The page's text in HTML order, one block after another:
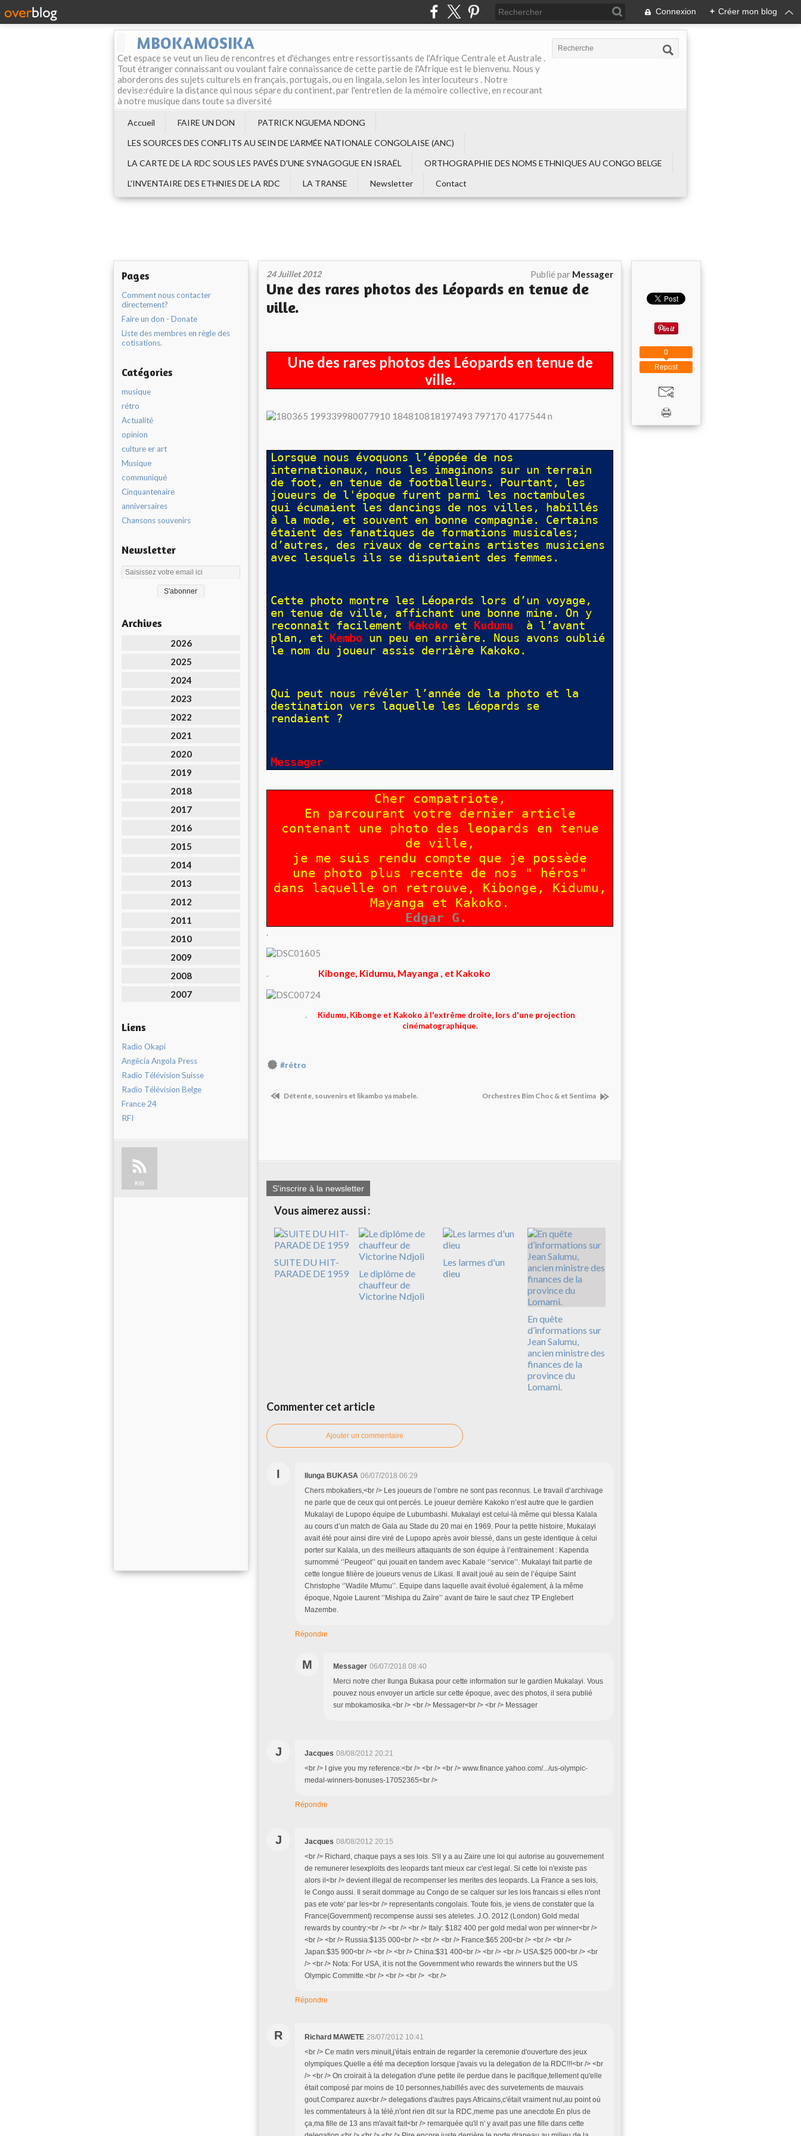
Connexion + Créer mon blog
MBOKAMOSIKA
Cet espace se veut un lieu de rencontres et d'échanges entre ressortissants de l'Afrique Centrale et Australe .
Tout étranger connaissant ou voulant faire connaissance de cette partie de l'Afrique est le bienvenu. Nous y
aborderons des sujets culturels en français, portugais, ou en lingala, selon les interlocuteurs . Notre
devise:réduire la distance qui nous sépare du continent, par l'entretien de la mémoire collective, en recourant
à notre musique dans toute sa diversité
Accueil FAIRE UN DON
PATRICK NGUEMA NDONG
LES SOURCES DES CONFLITS AU SEIN DE L‘ARMÉE NATIONALE CONGOLAISE (ANC)
LA CARTE DE LA RDC SOUS LES PAVÉS D'UNE SYNAGOGUE EN ISRAËL
ORTHOGRAPHIE DES NOMS ETHNIQUES AU CONGO BELGE
L'INVENTAIRE DES ETHNIES DE LA RDC
LA TRANSE Newsletter Contact
Pages
Comment nous contacter
directement?
Faire un don - Donate
Liste des membres en règle des
cotisations.
Catégories
musique
rétro
Actualité
opinion
culture er art
Musique
communiqué
Cinquantenaire
anniversaires
Chansons souvenirs
Newsletter
Archives
2026
2025
2024
2023
2022
2021
2020
2019
2018
2017
2016
2015
2014
2013
2012
2011
2010
2009
2008
2007
Liens
Radio Okapi
Angêcia Angola Press
Radio Télévision Suisse
Radio Télévision Belge
France 24
RFI
RSS
24 Juillet 2012 Publié par Messager
Une des rares photos des Léopards en tenue de
ville.
Une des rares photos des Léopards en tenue de
ville.
Lorsque nous évoquons l’épopée de nos
internationaux, nous les imaginons sur un terrain
de foot, en tenue de footballeurs. Pourtant, les
joueurs de l'époque furent parmi les noctambules
qui écumaient les dancings de nos villes, habillés
à la mode, et souvent en bonne compagnie. Certains
étaient des fanatiques de formations musicales;
d’autres, des rivaux de certains artistes musiciens
avec lesquels ils se disputaient des femmes.
Cette photo montre les Léopards lors d’un voyage,
en tenue de ville, affichant une bonne mine. On y
reconnaît facilement
Kakokoet Kudumu à l’avant
plan, et
Kemboun peu en arrière. Nous avons oublié
le nom du joueur assis derrière Kakoko.
Qui peut nous révéler l’année de la photo et la
destination vers laquelle les Léopards se
rendaient ?
Messager
Cher compatriote,
En parcourant votre dernier article
contenant une photo des leopards en tenue
de ville,
je me suis rendu compte que je possède
une photo plus recente de nos " héros"
dans laquelle on retrouve, Kibonge, Kidumu,
Mayanga et Kakoko.
Edgar G.
.
. Kibonge, Kidumu, Mayanga , et Kakoko
Kidumu, Kibonge et Kakoko à l'extrême droite, lors d'une projection
cinématographique.
#rétro
Détente, souvenirs et likambo ya mabele. Orchestres Bim Choc & et Sentima
S'inscrire à la newsletter
Vous aimerez aussi :
SUITE DU HIT-
PARADE DE 1959
Le diplôme de
chauffeur de
Victorine Ndjoli
Les larmes d'un
dieu
En quête
d’informations sur
Jean Salumu,
ancien ministre des
finances de la
province du
Lomami.
Commenter cet article
Ajouter un commentaire
I Ilunga BUKASA 06/07/2018 06:29
Chers mbokatiers,<br /> Les joueurs de l’ombre ne sont pas reconnus. Le travail d’archivage
ne parle que de ceux qui ont percés. Le joueur derrière Kakoko n’est autre que le gardien
Mukalayi de Lupopo équipe de Lubumbashi. Mukalayi est celui-là même qui blessa Kalala
au cours d’un match de Gala au Stade du 20 mai en 1969. Pour la petite histoire, Mukalayi
avait été pour ainsi dire viré de Lupopo après avoir blessé, dans un geste identique à celui
porter sur Kalala, un des meilleurs attaquants de son équipe à l’entrainement : Kapenda
surnommé ‘’Peugeot’’ qui jouait en tandem avec Kabale ‘’service’’. Mukalayi fait partie de
cette longue filière de joueurs venus de Likasi. Il avait joué au sein de l’équipe Saint
Christophe ‘’Wadile Mfumu’’. Equipe dans laquelle avait évolué également, à la même
époque, Ngoie Laurent ‘’Mishipa du Zaïre’’ avant de faire le saut chez TP Englebert
Mazembe.
Répondre
M Messager 06/07/2018 08:40
Merci notre cher Ilunga Bukasa pour cette information sur le gardien Mukalayi. Vous
pouvez nous envoyer un article sur cette époque, avec des photos, il sera publié
sur mbokamosika.<br /> <br /> Messager<br /> <br /> Messager
J Jacques 08/08/2012 20:21
<br /> I give you my reference:<br /> <br /> <br /> www.finance.yahoo.com/.../us-olympic-
medal-winners-bonuses-17052365<br />
Répondre
J Jacques 08/08/2012 20:15
<br /> Richard, chaque pays a ses lois. S'il y a au Zaire une loi qui autorise au gouvernement
de remunerer lesexploits des leopards tant mieux car c'est legal. Si cette loi n'existe pas
alors il<br /> devient illegal de recompenser les merites des leopards. La France a ses lois,
le Congo aussi. Il serait dommage au Congo de se calquer sur les lois francais si elles n'ont
pas ete vote' par les<br /> representants congolais. Toute fois, je viens de constater que la
France(Government) recompense aussi ses ateletes. J.O. 2012 (London) Gold medal
rewards by country:<br /> <br /> <br /> Italy: $182 400 per gold medal won per winner<br />
<br /> <br /> Russia:$135 000<br /> <br /> <br /> France:$65 200<br /> <br /> <br />
Japan:$35 900<br /> <br /> <br /> China:$31 400<br /> <br /> <br /> USA:$25 000<br /> <br
/> <br /> Nota: For USA, it is not the Government who rewards the winners but the US
Olympic Committe.<br /> <br /> <br /> <br />
Répondre
R Richard MAWETE 28/07/2012 10:41
<br /> Ce matin vers minuit,j'étais entrain de regarder la ceremonie d'ouverture des jeux
olympiques.Quelle a été ma deception lorsque j'avais vu la delegation de la RDC!!!<br /> <br
/> <br /> On croirait à la delegation d'une petite ile perdue dans le pacifique,tellement qu'elle
était composé par moins de 10 personnes,habillés avec des survetements de mauvais
gout.Comparez aux<br /> delegations d'autres pays Africains,c'était vraiment nul,au point où
les commentateurs à la télé,n'ont rien dit sur la RDC,meme pas une anecdote.En plus de
ça,ma fille de 13 ans m'avait fait<br /> remarquée qu'il n' y avait pas une fille dans cette
Repost
0